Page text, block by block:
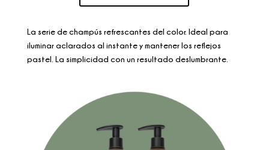
La serie de champús refrescantes del color. Ideal para
iluminar aclarados al instante y mantener los reflejos
pastel. La simplicidad con un resultado deslumbrante.